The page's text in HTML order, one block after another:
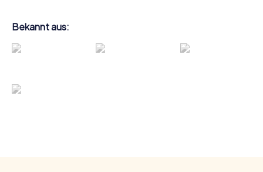
Bekannt aus: